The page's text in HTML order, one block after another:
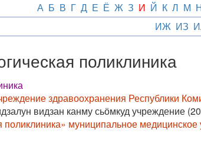
А Б В Г Д Е Ё Ж З И Й К Л М
ИЖ ИЗ
поликлиника
здравоохранения Республики
видзан канму сьӧмкуд учреждение
поликлиника» муниципальное